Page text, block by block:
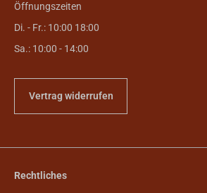
Öffnungszeiten
Di. - Fr.: 10:00 18:00
Sa.: 10:00 - 14:00
Vertrag widerrufen
Rechtliches